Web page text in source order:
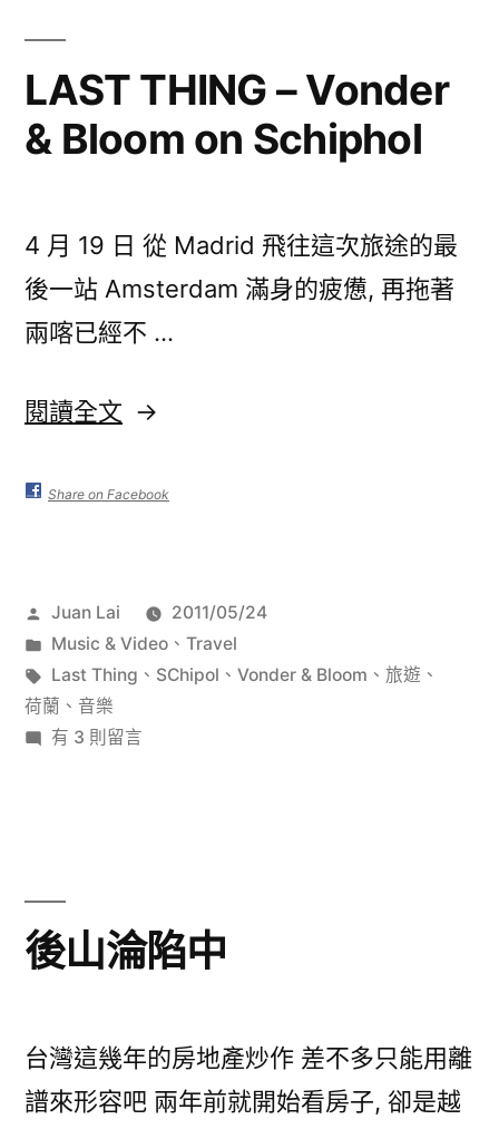
LAST THING – Vonder
& Bloom on Schiphol
4 月 19 日 從 Madrid 飛往這次旅途的最
後一站 Amsterdam 滿身的疲憊, 再拖著
兩喀已經不 …
閱讀全文 〈LAST
–
Bloom
on
Share on Facebook
作
者:
Juan Lai
2011/05/24
分
類:
Music & Video、 Travel
標
籤:
Last Thing 、 SChipol 、 Vonder & Bloom 、 旅遊 、
荷蘭 、 音樂
在
Bloom
on
有 3 則留言
後山淪陷中
台灣這幾年的房地產炒作 差不多只能用離
譜來形容吧 兩年前就開始看房子, 卻是越